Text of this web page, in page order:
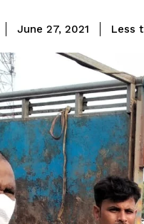
June 27, 2021 Less